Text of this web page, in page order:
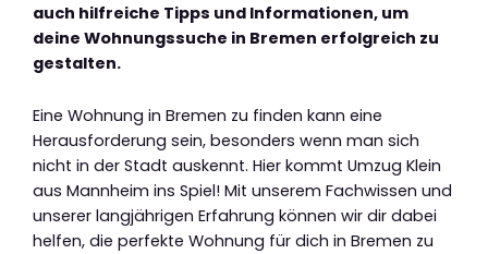
auch hilfreiche Tipps und Informationen, um
deine Wohnungssuche in Bremen erfolgreich zu
gestalten.
Eine Wohnung in Bremen zu finden kann eine
Herausforderung sein, besonders wenn man sich
nicht in der Stadt auskennt. Hier kommt Umzug Klein
aus Mannheim ins Spiel! Mit unserem Fachwissen und
unserer langjährigen Erfahrung können wir dir dabei
helfen, die perfekte Wohnung für dich in Bremen zu